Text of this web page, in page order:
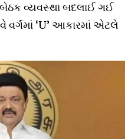
વ્યવસ્થા બદલાઈ ગઈ
વર્ગમાં ‘U’ આકારમાં એટલે